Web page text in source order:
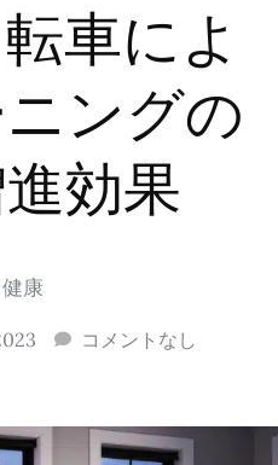
車によ
ングの
効果
健康
コメントなし